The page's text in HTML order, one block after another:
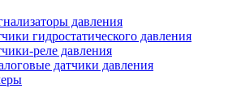
давления
гидростатического давления
реле давления
датчики давления